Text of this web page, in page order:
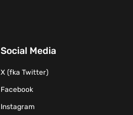
Social Media
X (fka Twitter)
Facebook
Instagram